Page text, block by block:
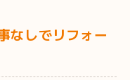
なしでリフォー